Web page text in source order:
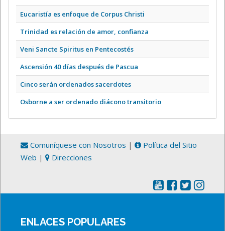
Eucaristía es enfoque de Corpus Christi
Trinidad es relación de amor, confianza
Veni Sancte Spiritus en Pentecostés
Ascensión 40 días después de Pascua
Cinco serán ordenados sacerdotes
Osborne a ser ordenado diácono transitorio
Comuníquese con Nosotros |
Política del Sitio
Web | Direcciones
ENLACES POPULARES